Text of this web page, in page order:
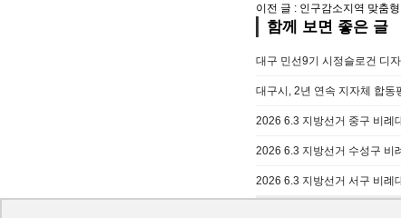
이전 글 : 인구감소지역 맞춤
함께 보면 좋은 글
대구 민선9기 시정슬로건 디
대구시, 2년 연속 지자체 합동
2026 6.3 지방선거 중구 비례
2026 6.3 지방선거 수성구 비
2026 6.3 지방선거 서구 비례